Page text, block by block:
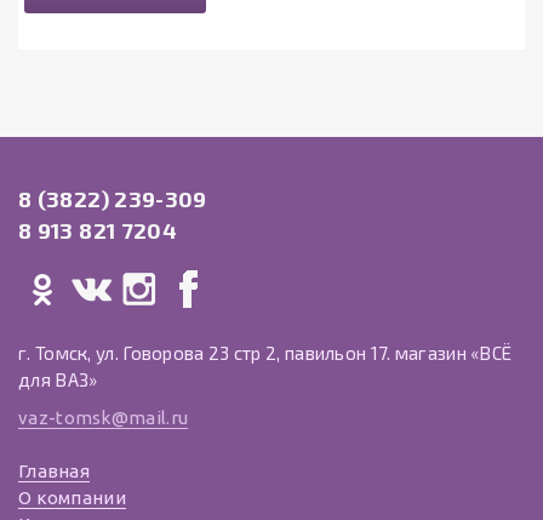
8 (3822) 239-309
8 913 821 7204
г. Томск, ул. Говорова 23 стр 2, павильон 17. магазин «ВСЁ
для ВАЗ»
vaz-tomsk@mail.ru
Главная
О компании